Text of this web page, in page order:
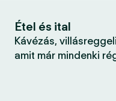
Étel és ital
Kávézás,
amit már mindenki